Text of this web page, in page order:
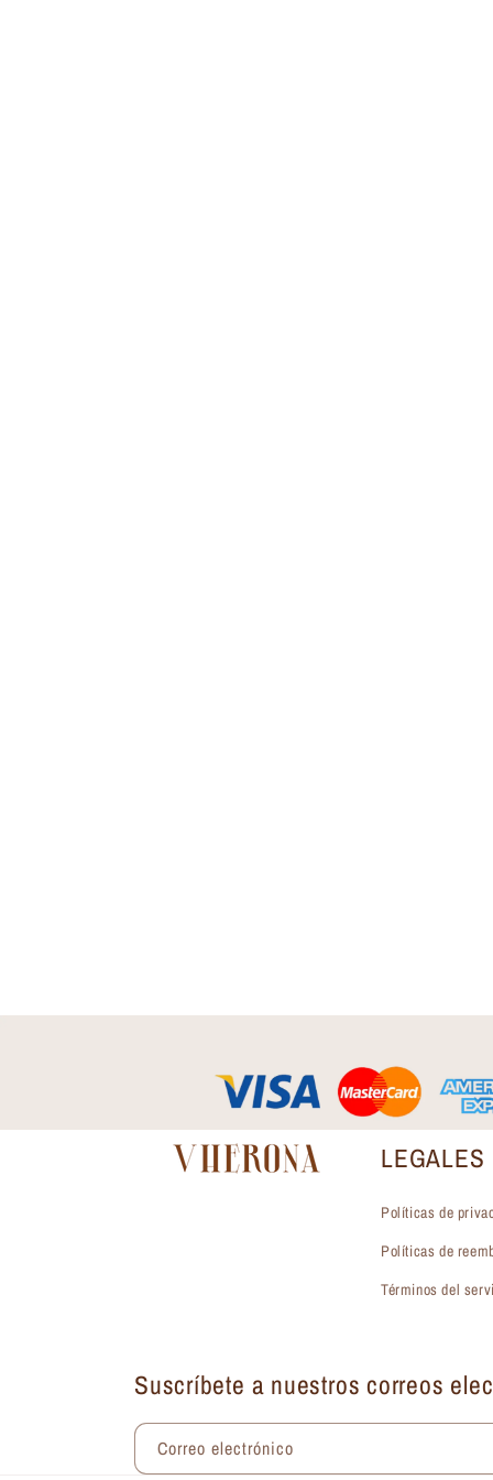
LEGALES
Políticas de
Políticas de
Términos del
Suscríbete a nuestros correos
Correo electrónico